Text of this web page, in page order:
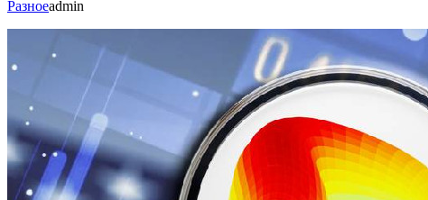
Разноеadmin